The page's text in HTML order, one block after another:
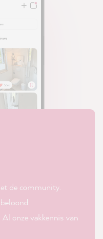
de community.
onze vakkennis van